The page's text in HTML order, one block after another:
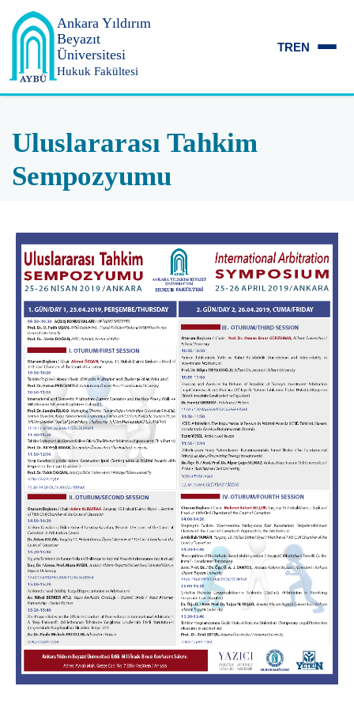
Ankara Yıldırım
Beyazıt
Üniversitesi
Hukuk Fakültesi
TREN
Uluslararası Tahkim
Sempozyumu